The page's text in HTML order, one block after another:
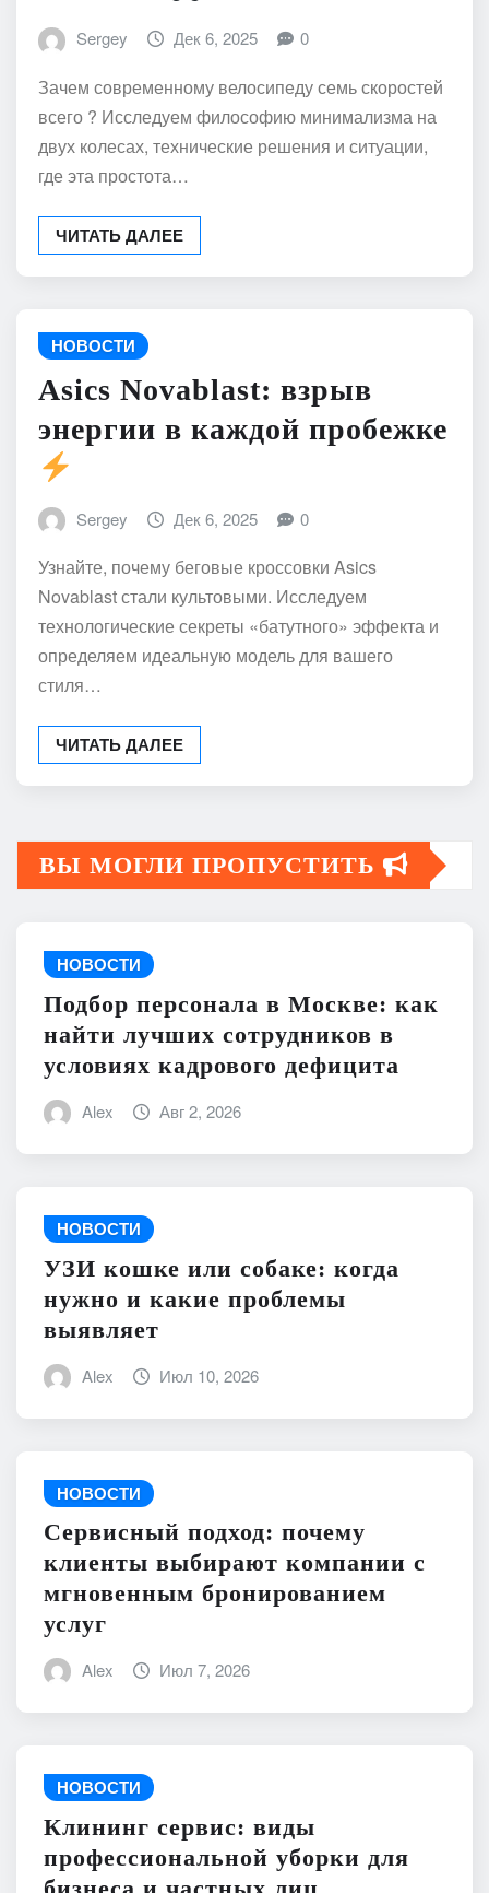
Sergey Дек 6, 2025 0
Зачем современному велосипеду семь скоростей
всего ? Исследуем философию минимализма на
двух колесах, технические решения и ситуации,
где эта простота…
ЧИТАТЬ ДАЛЕЕ
НОВОСТИ
Asics Novablast: взрыв
энергии в каждой пробежке
Sergey Дек 6, 2025 0
Узнайте, почему беговые кроссовки Asics
Novablast стали культовыми. Исследуем
технологические секреты «батутного» эффекта и
определяем идеальную модель для вашего
стиля…
ЧИТАТЬ ДАЛЕЕ
ВЫ МОГЛИ ПРОПУСТИТЬ
НОВОСТИ
Подбор персонала в Москве: как
найти лучших сотрудников в
условиях кадрового дефицита
Alex Авг 2, 2026
НОВОСТИ
УЗИ кошке или собаке: когда
нужно и какие проблемы
выявляет
Alex Июл 10, 2026
НОВОСТИ
Сервисный подход: почему
клиенты выбирают компании с
мгновенным бронированием
услуг
Alex Июл 7, 2026
НОВОСТИ
Клининг сервис: виды
профессиональной уборки для